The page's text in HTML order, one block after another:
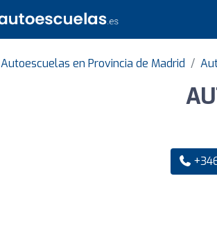
Autoescuelas en Provincia de Madrid